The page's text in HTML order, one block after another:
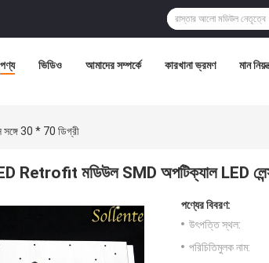
পণ্য ভিডিও আমাদের সম্পর্কে কারখানা ভ্রমণ মান
30 * 70 ডিগ্রী
Retrofit মডিউল SMD অপটিক্যাল LED
পণ্যের বিবরণ:
উৎপত্তি স্থল:
পরিচিতিমুলক নাম: